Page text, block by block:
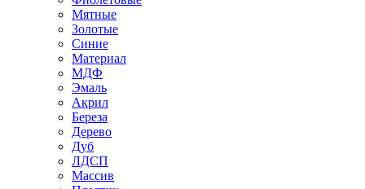
Мятные
Золотые
Синие
Материал
МДФ
Эмаль
Акрил
Береза
Дерево
Дуб
ЛДСП
Массив